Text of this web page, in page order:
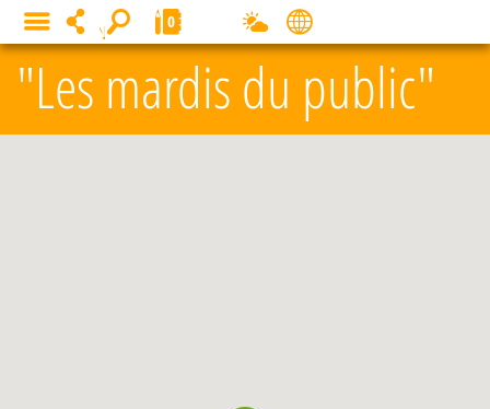
"Les mardis du public"
MENU 0
Panneau de gestion des cookies